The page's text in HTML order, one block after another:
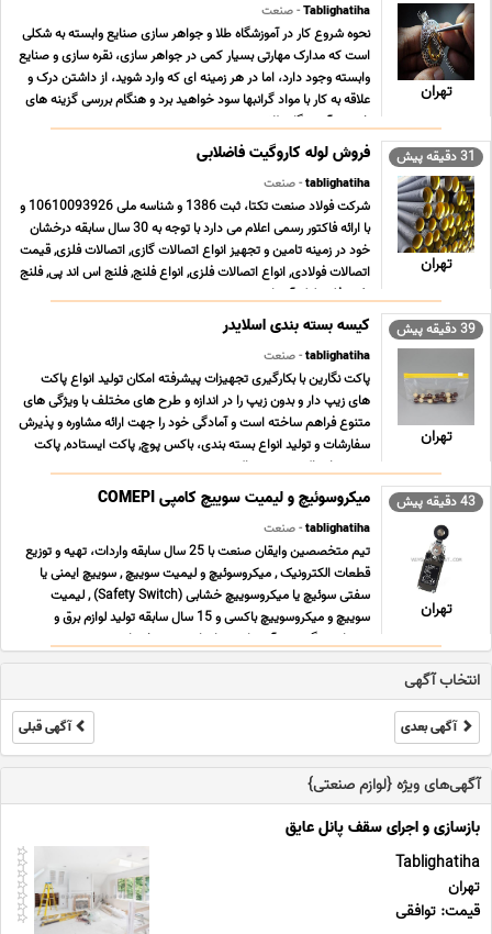
تهران
Tablighatiha- صنعت
نحوه شروع کار در آموزشگاه طلا و جواهر سازی صنایع وابسته به شکلی
است که مدارک مهارتی بسیار کمی در جواهر سازی، نقره سازی و صنایع
وابسته وجود دارد، اما در هر زمینه ای که وارد شوید، از داشتن درک و
علاقه به کار با مواد گرانبها سود خواهید برد و هنگام بررسی گزینه های
خود در آموزشگاه طلا ... ...
31 دقیقه پیش
تهران
فروش لوله کاروگیت فاضلابی
tablighatiha- صنعت
شرکت فولاد صنعت تکتا، ثبت 1386 و شناسه ملی 10610093926 و
با ارائه فاکتور رسمی اعلام می دارد با توجه به 30 سال سابقه درخشان
خود در زمینه تامین و تجهیز انواع اتصالات گازی, اتصالات فلزی, قیمت
اتصالات فولادی, انواع اتصالات فلزی, انواع فلنج, فلنج اس اند پی, فلنج
نفت, فلنج لوله آب, اتص ... ...
39 دقیقه پیش
تهران
کیسه بسته بندی اسلایدر
tablighatiha- صنعت
پاکت نگارین با بکارگیری تجهیزات پیشرفته امکان تولید انواع پاکت
های زیپ دار و بدون زیپ را در اندازه و طرح های مختلف با ویژگی های
متنوع فراهم ساخته است و آمادگی خود را جهت ارائه مشاوره و پذیرش
سفارشات و تولید انواع بسته بندی، باکس پوچ, پاکت ایستاده, پاکت
پنجره دار, پاکت ترحیم, پاکت ... ...
43 دقیقه پیش
تهران
میکروسوئیچ و لیمیت سوییچ کامپی COMEPI
tablighatiha- صنعت
تیم متخصصین وایقان صنعت با 25 سال سابقه واردات، تهیه و توزیع
قطعات الکترونیک , میکروسوئیچ و لیمیت سوییچ , سوییچ ایمنی یا
سفتی سوئیچ یا میکروسوییچ خشابی (Safety Switch) , لیمیت
سوییچ و میکروسوییچ باکسی و 15 سال سابقه تولید لوازم برق و
روشنایی ، گرد هم آمده است تا جامع ترین خدمات ت ... ...
انتخاب آگهی
آگهی بعدی آگهی قبلی
آگهی‌های ویژه {لوازم صنعتی}
بازسازی و اجرای سقف پانل عایق
Tablighatiha
تهران
قیمت: توافقی